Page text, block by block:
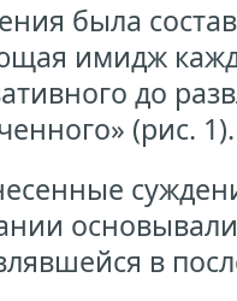
была
имидж
до
(рис. 1).
в